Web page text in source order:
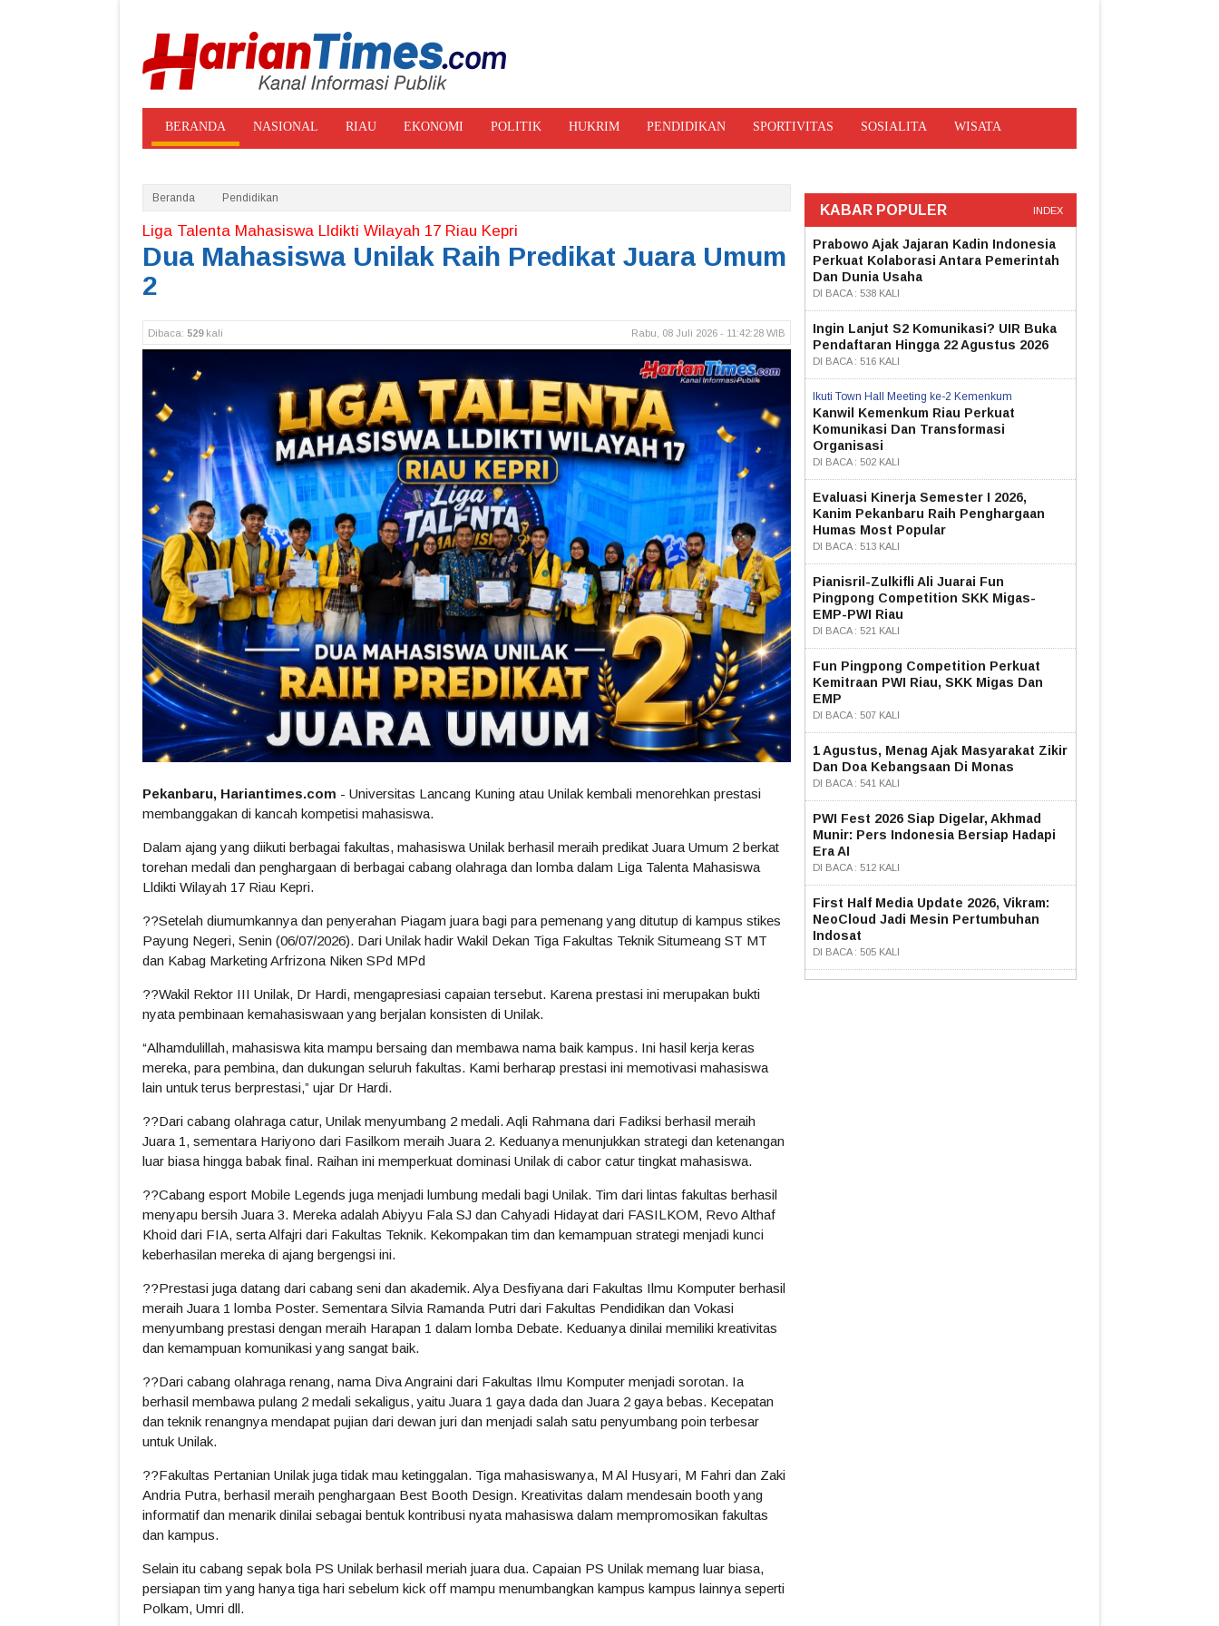
BERANDA NASIONAL RIAU EKONOMI POLITIK HUKRIM PENDIDIKAN SPORTIVITAS SOSIALITA WISATA
Beranda Pendidikan
Liga Talenta Mahasiswa Lldikti Wilayah 17 Riau Kepri
Dua Mahasiswa Unilak Raih Predikat Juara Umum
2
Dibaca: 529kali Rabu, 08 Juli 2026 - 11:42:28 WIB
Pekanbaru, Hariantimes.com - Universitas Lancang Kuning atau Unilak kembali menorehkan prestasi
membanggakan di kancah kompetisi mahasiswa.
Dalam ajang yang diikuti berbagai fakultas, mahasiswa Unilak berhasil meraih predikat Juara Umum 2 berkat
torehan medali dan penghargaan di berbagai cabang olahraga dan lomba dalam Liga Talenta Mahasiswa
Lldikti Wilayah 17 Riau Kepri.
??Setelah diumumkannya dan penyerahan Piagam juara bagi para pemenang yang ditutup di kampus stikes
Payung Negeri, Senin (06/07/2026). Dari Unilak hadir Wakil Dekan Tiga Fakultas Teknik Situmeang ST MT
dan Kabag Marketing Arfrizona Niken SPd MPd
??Wakil Rektor III Unilak, Dr Hardi, mengapresiasi capaian tersebut. Karena prestasi ini merupakan bukti
nyata pembinaan kemahasiswaan yang berjalan konsisten di Unilak.
“Alhamdulillah, mahasiswa kita mampu bersaing dan membawa nama baik kampus. Ini hasil kerja keras
mereka, para pembina, dan dukungan seluruh fakultas. Kami berharap prestasi ini memotivasi mahasiswa
lain untuk terus berprestasi,” ujar Dr Hardi.
??Dari cabang olahraga catur, Unilak menyumbang 2 medali. Aqli Rahmana dari Fadiksi berhasil meraih
Juara 1, sementara Hariyono dari Fasilkom meraih Juara 2. Keduanya menunjukkan strategi dan ketenangan
luar biasa hingga babak final. Raihan ini memperkuat dominasi Unilak di cabor catur tingkat mahasiswa.
??Cabang esport Mobile Legends juga menjadi lumbung medali bagi Unilak. Tim dari lintas fakultas berhasil
menyapu bersih Juara 3. Mereka adalah Abiyyu Fala SJ dan Cahyadi Hidayat dari FASILKOM, Revo Althaf
Khoid dari FIA, serta Alfajri dari Fakultas Teknik. Kekompakan tim dan kemampuan strategi menjadi kunci
keberhasilan mereka di ajang bergengsi ini.
??Prestasi juga datang dari cabang seni dan akademik. Alya Desfiyana dari Fakultas Ilmu Komputer berhasil
meraih Juara 1 lomba Poster. Sementara Silvia Ramanda Putri dari Fakultas Pendidikan dan Vokasi
menyumbang prestasi dengan meraih Harapan 1 dalam lomba Debate. Keduanya dinilai memiliki kreativitas
dan kemampuan komunikasi yang sangat baik.
??Dari cabang olahraga renang, nama Diva Angraini dari Fakultas Ilmu Komputer menjadi sorotan. Ia
berhasil membawa pulang 2 medali sekaligus, yaitu Juara 1 gaya dada dan Juara 2 gaya bebas. Kecepatan
dan teknik renangnya mendapat pujian dari dewan juri dan menjadi salah satu penyumbang poin terbesar
untuk Unilak.
??Fakultas Pertanian Unilak juga tidak mau ketinggalan. Tiga mahasiswanya, M Al Husyari, M Fahri dan Zaki
Andria Putra, berhasil meraih penghargaan Best Booth Design. Kreativitas dalam mendesain booth yang
informatif dan menarik dinilai sebagai bentuk kontribusi nyata mahasiswa dalam mempromosikan fakultas
dan kampus.
Selain itu cabang sepak bola PS Unilak berhasil meriah juara dua. Capaian PS Unilak memang luar biasa,
persiapan tim yang hanya tiga hari sebelum kick off mampu menumbangkan kampus kampus lainnya seperti
Polkam, Umri dll.
KABAR POPULER INDEX
Prabowo Ajak Jajaran Kadin Indonesia
Perkuat Kolaborasi Antara Pemerintah
Dan Dunia Usaha
DI BACA : 538 KALI
Ingin Lanjut S2 Komunikasi? UIR Buka
Pendaftaran Hingga 22 Agustus 2026
DI BACA : 516 KALI
Ikuti Town Hall Meeting ke-2 Kemenkum
Kanwil Kemenkum Riau Perkuat
Komunikasi Dan Transformasi
Organisasi
DI BACA : 502 KALI
Evaluasi Kinerja Semester I 2026,
Kanim Pekanbaru Raih Penghargaan
Humas Most Popular
DI BACA : 513 KALI
Pianisril-Zulkifli Ali Juarai Fun
Pingpong Competition SKK Migas-
EMP-PWI Riau
DI BACA : 521 KALI
Fun Pingpong Competition Perkuat
Kemitraan PWI Riau, SKK Migas Dan
EMP
DI BACA : 507 KALI
1 Agustus, Menag Ajak Masyarakat Zikir
Dan Doa Kebangsaan Di Monas
DI BACA : 541 KALI
PWI Fest 2026 Siap Digelar, Akhmad
Munir: Pers Indonesia Bersiap Hadapi
Era AI
DI BACA : 512 KALI
First Half Media Update 2026, Vikram:
NeoCloud Jadi Mesin Pertumbuhan
Indosat
DI BACA : 505 KALI